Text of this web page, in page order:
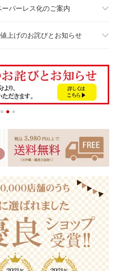
パーレス化のご案内
上げのお詫びとお知らせ